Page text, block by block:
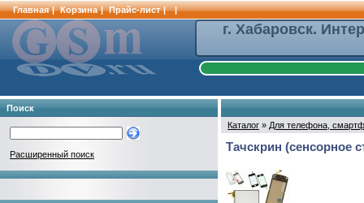
Главная | Корзина | Прайс-лист | |
г. Хабаровск.
Поиск
Расширенный поиск
Каталог » Для телефона,
Тачскрин (сенсорное